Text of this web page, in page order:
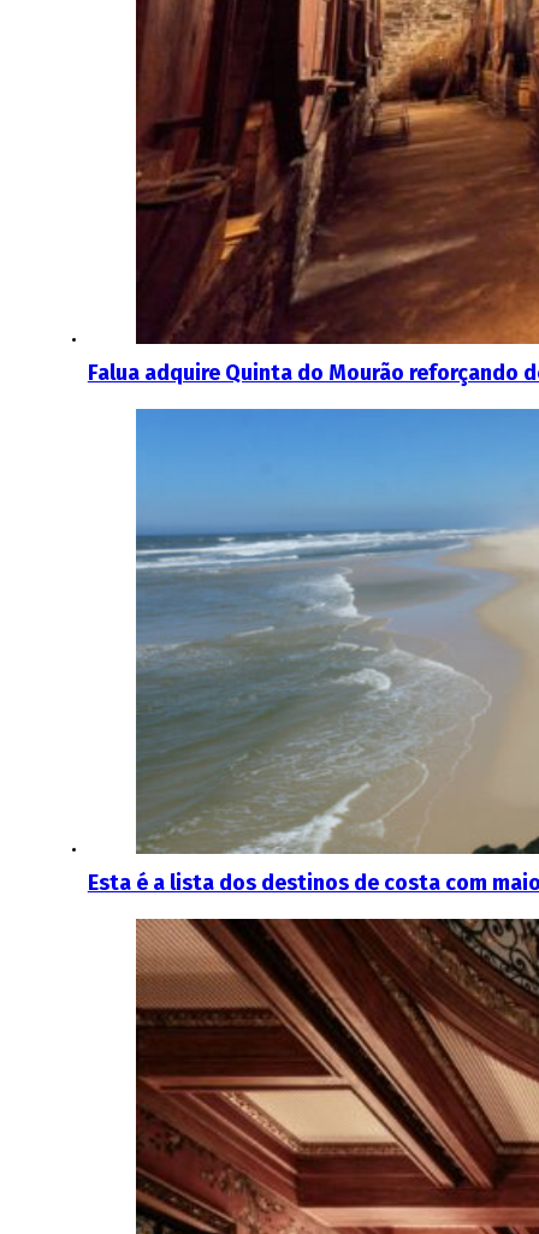
Falua adquire Quinta do Mourão reforçando
Esta é a lista dos destinos de costa com